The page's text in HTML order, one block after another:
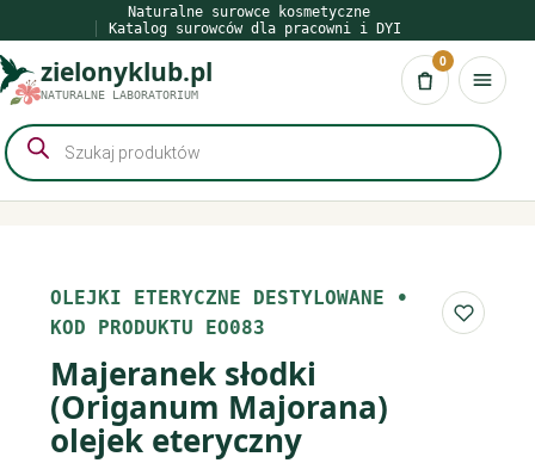
do
treści
Naturalne surowce kosmetyczne
Katalog surowców dla pracowni i DYI
zielonyklub.pl
NATURALNE LABORATORIUM Koszyk
0
Wyszukiwarka
produktów
OLEJKI ETERYCZNE DESTYLOWANE •
KOD PRODUKTU EO083
Do
Majeranek słodki
(Origanum Majorana)
olejek eteryczny